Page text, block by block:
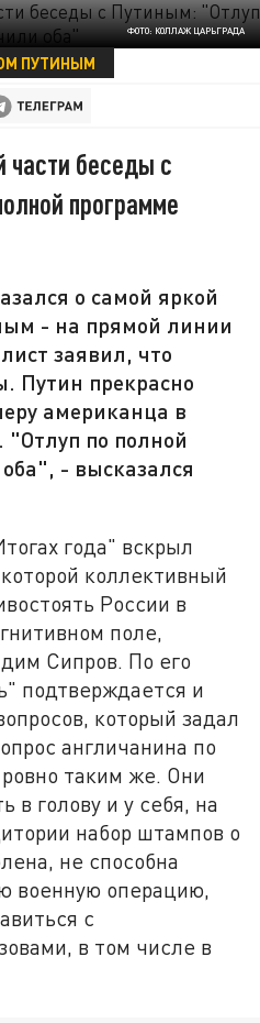
ФОТО: КОЛЛАЖ ЦАРЬГРАДА
ПУТИНЫМ
части беседы с
программе
о самой яркой
- на прямой линии
заявил, что
Путин прекрасно
американца в
по полной
- высказался
года" вскрыл
коллективный
России в
поле,
Сипров. По его
подтверждается и
который задал
англичанина по
таким же. Они
в голову и у себя, на
набор штампов о
не способна
военную операцию,
с
в том числе в